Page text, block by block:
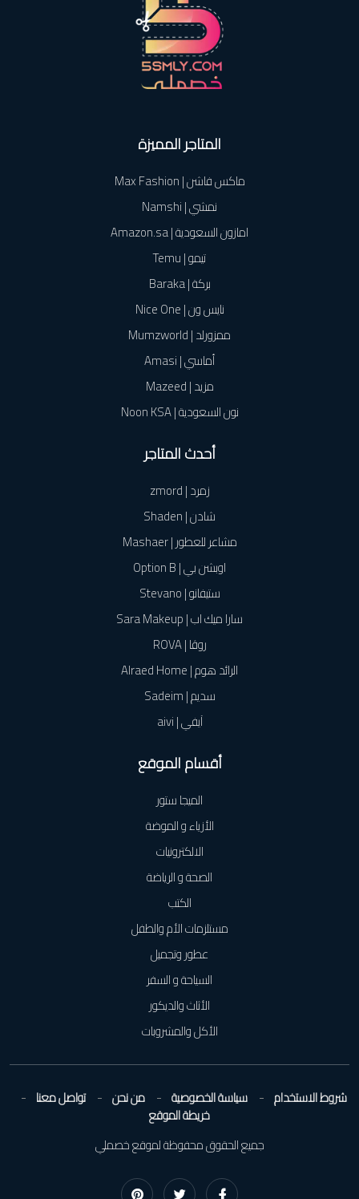
المتاجر المميزة
ماكس فاشن | Max Fashion
نمشي | Namshi
امازون السعودية | Amazon.sa
تيمو | Temu
بركة | Baraka
نايس ون | Nice One
ممزورلد | Mumzworld
أماسي | Amasi
مزيد | Mazeed
نون السعودية | Noon KSA
أحدث المتاجر
زمرد | zmord
شادن | Shaden
مشاعر للعطور | Mashaer
اوبشن بي | Option B
ستيفانو | Stevano
سارا ميك اب | Sara Makeup
روڤا | ROVA
الرائد هوم | Alraed Home
سديم | Sadeim
آيفي | aivi
أقسام الموقع
الميجا ستور
الأزياء و الموضة
الالكترونيات
الصحة و الرياضة
الكتب
مستلزمات الأم والطفل
عطور وتجميل
السياحة و السفر
الأثاث والديكور
الأكل والمشروبات
شروط الاستخدام سياسة الخصوصية من نحن تواصل معنا
خريطة الموقع
جميع الحقوق محفوظة لموقع خصملي